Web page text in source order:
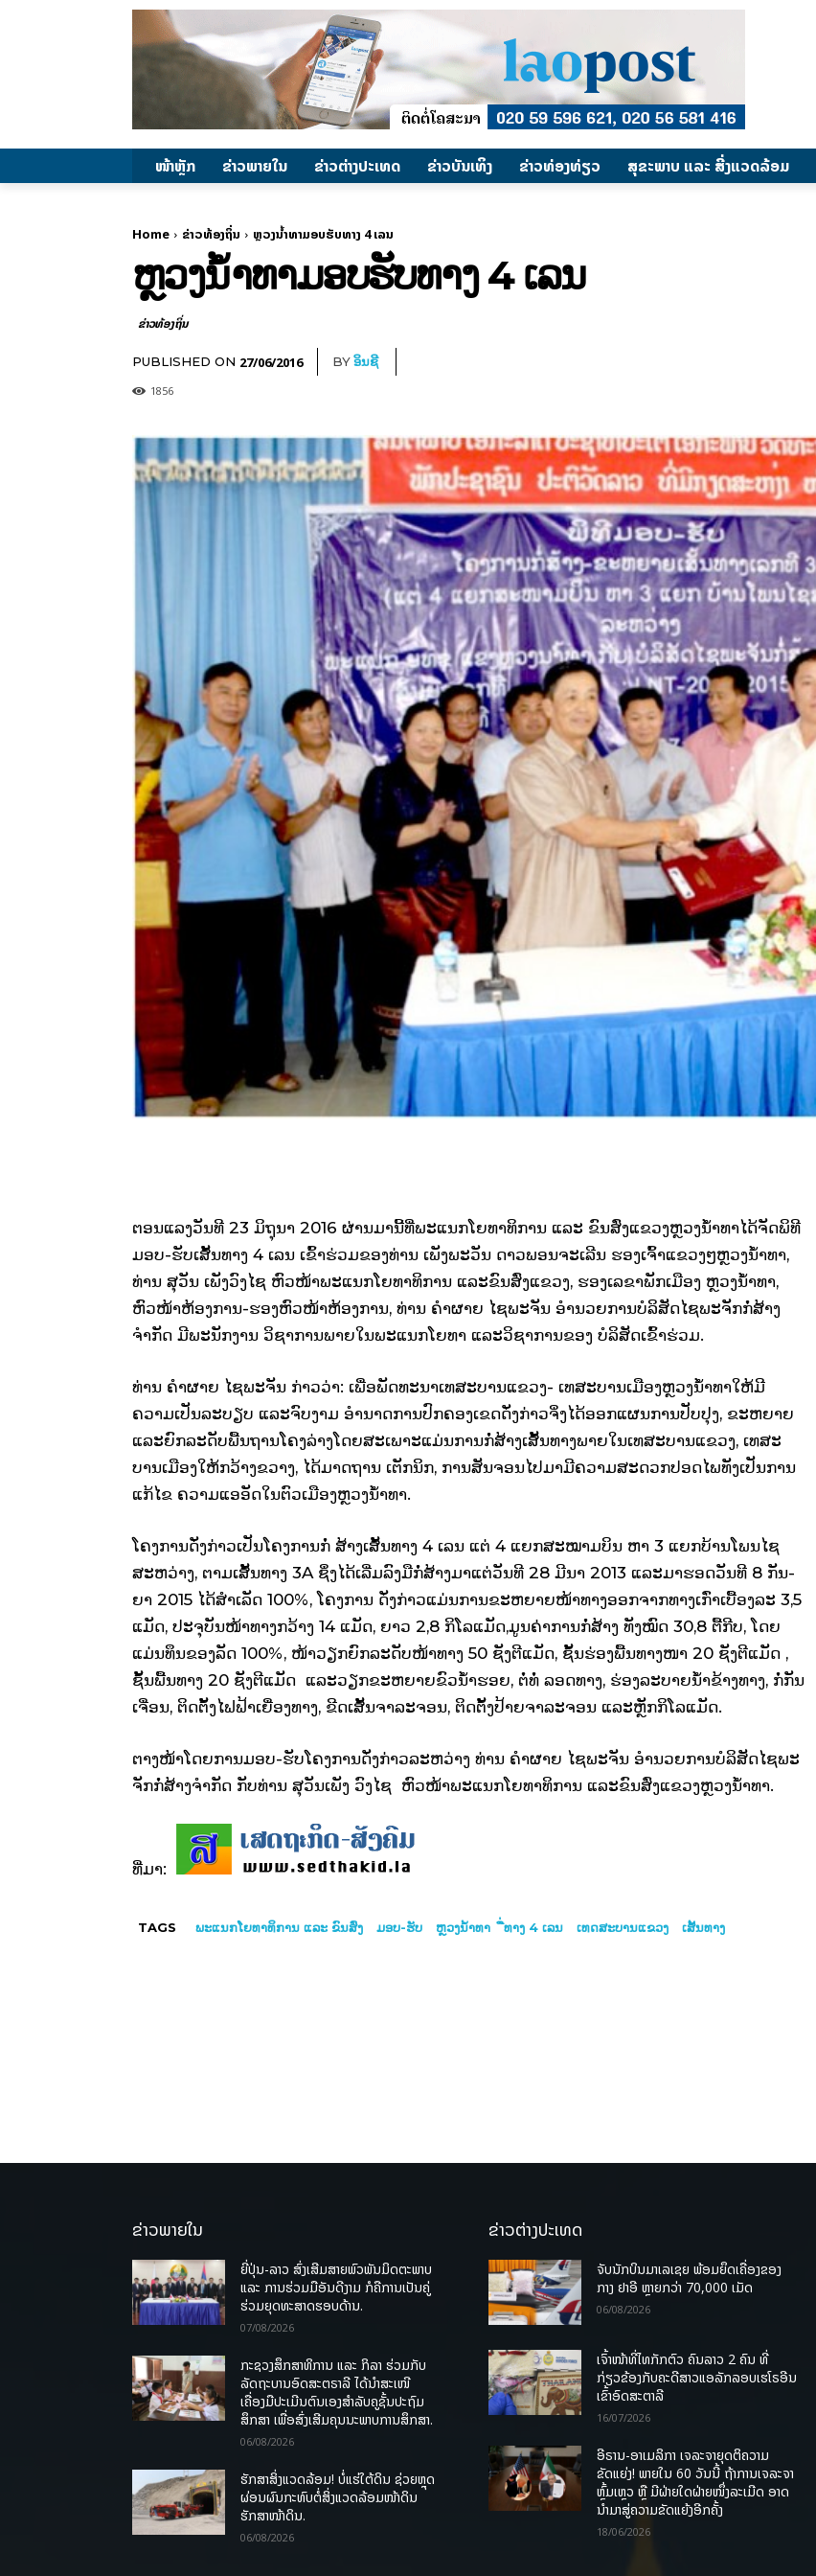
ໜ້າຫຼັກ ຂ່າວພາຍ​ໃນ ຂ່າວຕ່າງປະເທດ ​ຂ່າວບັນເທິງ ​ຂ່າວທ່ອງທ່ຽວ ສຸຂະພາບ ແລະ ສີ່ງແວດລ້ອມ
Home ຂ່າວທ້ອງຖິ່ນ ຫຼວງນ້ຳທາມອບຮັບທາງ 4 ເລນ
ຫຼວງນ້ຳທາມອບຮັບທາງ 4 ເລນ
ຂ່າວທ້ອງຖິ່ນ
PUBLISHED ON 27/06/2016 BYອິນຊີ
1856
ຕອນ​ແລງ​ວັນ​ທີ 23 ມິ­ຖຸ­ນາ 2016 ຜ່ານ​ມາ​ນີ້​ທີ່​ພະ​ແນກ​ໂຍ­ທາ​ທິ​ການ ແລະ ຂົນ­ສົ່ງ​ແຂວງ​ຫຼວງ​ນ້ຳ​ທາ​ໄດ້​ຈັດ​ພິ­ທີ​
ມອບ-ຮັບ​ເສັ້ນ­ທາງ 4 ເລນ ເຂົ້າ​ຮ່ວມ​ຂອງ​ທ່ານ ເພັງ​ພະ​ວັນ ດາວ​ພອນ​ຈະ­ເລີນ ຮອງ​ເຈົ້າແຂວງໆ​ຫຼວງ​ນ້ຳ​ທາ,
ທ່ານ ສຸ­ວັນ ເພັງວົງ​ໄຊ ຫົວ­ໜ້າ​ພະ​ແນກ​ໂຍ­ທາ​ທິ​ການ ແລະ​ຂົນ­ສົ່ງ​ແຂວງ, ຮອງ​ເລ­ຂາ​ພັກ​ເມືອງ ຫຼວງ​ນ້ຳ​ທາ,
ຫົວ­ໜ້າ​ຫ້ອງ­ການ-ຮອງຫົວ­ໜ້າ​ຫ້ອງ­ການ, ທ່ານ ຄຳ​ຜາຍ ໄຊ​ພະຈັນ ອຳ­ນວຍ​ການ​ບໍ­ລິ­ສັດ​ໄຊ​ພະ​ຈັກ​ກໍ່­ສ້າງ
ຈຳ­ກັດ ມີ​ພະ­ນັກ­ງານ ວິ­ຊາ​ການ​ພາຍໃນ​ພະ​ແນກ​ໂຍ­ທາ ແລະ​ວິ­ຊາ​ການ​ຂອງ ບໍ­ລິ­ສັດ​ເຂົ້າ​ຮ່ວມ.
ທ່ານ ຄຳ​ຜາຍ ໄຊ​ພະ­ຈັນ ກ່າວ​ວ່າ: ເພື່ອ​ພັດ­ທະ­ນາ​ເທ­ສະ​ບານ​ແຂວງ- ເທ­ສະບານ​ເມືອງ​ຫຼວງ​ນ້ຳ​ທາ​ໃຫ້​ມີ​
ຄວາມ​ເປັນລະ­ບຽບ ແລະ​ຈົບ­ງາມ ອຳ­ນາດ​ການປົກ­ຄອງ​ເຂດ​ດັ່ງ­ກ່າວ​ຈິ່ງ​ໄດ້​ອອກ​ແຜນການ​ປັບ­ປຸງ, ຂະ­ຫຍາຍ
ແລະ​ຍົກ​ລະດັບ​ພື້ນ­ຖານ​ໂຄງ​ລ່າງ​ໂດຍ​ສະ­ເພາະ​ແມ່ນການ​ກໍ່­ສ້າງ​ເສັ້ນ​ທາງພາຍ​ໃນ​ເທ­ສະ​ບານ​ແຂວງ, ເທ­ສະ​
ບານເມືອງ​ໃຫ້​ກວ້າງ­ຂວາງ, ໄດ້​ມາດ­ຖານ ເຕັກ­ນິກ, ການ​ສັນ­ຈອນ​ໄປ​ມາ​ມີ​ຄວາມສະ­ດວກ​ປອດ​ໄພ​ທັງ​ເປັນ​ການ​
ແກ້​ໄຂ ຄວາມ​ແອ​ອັດ​ໃນ​ຕົວ​ເມືອງ​ຫຼວງ​ນ້ຳ​ທາ.
ໂຄງ­ການ​ດັ່ງ­ກ່າວ​ເປັນ​ໂຄງ­ການ​ກໍ່ ສ້າງ​ເສັ້ນ­ທາງ 4 ເລນ ແຕ່ 4 ແຍກ​ສະໝາມ​ບິນ ຫາ 3 ແຍກ​ບ້ານ​ໂພນ​ໄຊ
ສະຫວ່າງ, ຕາມ​ເສັ້ນ­ທາງ 3A ຊຶ່ງ​ໄດ້​ເລີ່ມລົງ­ມື​ກໍ່­ສ້າງ​ມາ​ແຕ່​ວັນ​ທີ 28 ມີ­ນາ 2013 ແລະ​ມາ​ຮອດ​ວັນ​ທີ 8 ກັນ­
ຍາ 2015 ໄດ້​ສຳ­ເລັດ 100%, ໂຄງ­ການ ດັ່ງ­ກ່າວ​ແມ່ນ​ການ​ຂະ­ຫຍາຍ​ໜ້າ​ທາງອອກ​ຈາກ​ທາງ​ເກົ່າ​ເບື້ອງ​ລະ 3,5
ແມັດ, ປະ­ຈຸ​ບັນ​ໜ້າ​ທາງ​ກວ້າງ 14 ແມັດ, ຍາວ 2,8 ກິ­ໂລ­ແມັດ,ມູນ​ຄ່າ​ການ​ກໍ່­ສ້າງ ທັງ​ໝົດ 30,8 ຕື້​ກີບ, ໂດຍ​
ແມ່ນ​ທຶນ​ຂອງລັດ 100%, ໜ້າ​ວຽກ​ຍົກ​ລະ­ດັບ​ໜ້າທາງ 50 ຊັງ​ຕີ​ແມັດ, ຊັ້ນ​ຮ່ອງ​ພື້ນ​ທາງໜາ 20 ຊັງ​ຕີ​ແມັດ ,
ຊັ້ນ​ພື້ນ​ທາງ 20 ຊັງ​ຕີ​ແມັດ ແລະ​ວຽກ​ຂະ­ຫຍາຍ​ຂົວ​ນ້ຳ​ຮອຍ, ຕໍ່​ທໍ່ ລອດ​ທາງ, ຮ່ອງ​ລະ­ບາຍ​ນ້ຳ​ຂ້າງ​ທາງ, ກໍ່​ກັນ​
ເຈື່ອນ, ຕິດ​ຕັ້ງ​ໄຟ­ຟ້າ​ເຍື່ອງ​ທາງ, ຂີດ​ເສັ້ນ​ຈາ­ລະ​ຈອນ, ຕິດ​ຕັ້ງ​ປ້າຍ​ຈາ­ລະຈອນ ແລະ​ຫຼັກ​ກິ­ໂລ­ແມັດ.
ຕາງ­ໜ້າ​ໂດຍ​ການ​ມອບ-ຮັບ​ໂຄງການ​ດັ່ງ­ກ່າວ​ລະ­ຫວ່າງ ທ່ານ ຄຳ​ຜາຍ ໄຊ​ພະ­ຈັນ ອຳ­ນວຍ​ການ​ບໍ­ລິ­ສັດ​ໄຊ​ພະ
ຈັກ​ກໍ່­ສ້າງ​ຈຳ­ກັດ ກັບ​ທ່ານ ສຸ​ວັນ­ເພັງ ວົງ​ໄຊ ຫົວ­ໜ້າ​ພະ​ແນກ​ໂຍ­ທາ​ທິ​ການ ແລະ​ຂົນ­ສົ່ງ​ແຂວງ​ຫຼວງ​ນ້ຳ​ທາ.
ທີ່ມາ:
TAGS ພະແນກໂຍທາທິການ ແລະ ຂົນສົ່ງ ມອບ-ຮັບ ຫຼວງນໍ້າທາ ື່ທາງ 4 ເລນ ເທດສະບານແຂວງ ເສັ້ນທາງ
ຂ່າວພາຍໃນ
ຍີ່ປຸ່ນ-ລາວ ສົ່ງເສີມສາຍພົວພັນມິດຕະພາບ
ແລະ ການຮ່ວມມືອັນດີງາມ ກໍຄືການເປັນຄູ່
ຮ່ວມຍຸດທະສາດຮອບດ້ານ.
07/08/2026
ກະຊວງສຶກສາທິການ ແລະ ກິລາ ຮ່ວມກັບ
ລັດຖະບານອົດສະຕຣາລີ ໄດ້ນຳສະເໜີ
ເຄື່ອງມືປະເມີນຕົນເອງສຳລັບຄູຊັ້ນປະຖົມ
ສຶກສາ ເພື່ອສົ່ງເສີມຄຸນນະພາບການສຶກສາ.
06/08/2026
ຮັກສາສິ່ງແວດລ້ອມ! ບໍ່ແຮ່ໃຕ້ດິນ ຊ່ວຍຫຼຸດ
ຜ່ອນຜົນກະທົບຕໍ່ສິ່ງແວດລ້ອມໜ້າດິນ
ຮັກສາໜ້າດິນ.
06/08/2026
ຂ່າວຕ່າງປະເທດ
ຈັບນັກບິນມາເລເຊຍ ພ້ອມຍຶດເຄື່ອງຂອງ
ກາງ ຢາອີ ຫຼາຍກວ່າ 70,000 ເມັດ
06/08/2026
ເຈົ້າໜ້າທີ່ໄທກັກຕົວ ຄົນລາວ 2 ຄົນ ທີ່
ກ່ຽວຂ້ອງກັບຄະດີສາວແອລັກລອບເຮໂຣອີນ
ເຂົ້າອົດສະຕາລີ
16/07/2026
ອີຣານ-ອາເມລິກາ ເຈລະຈາຍຸດຕິຄວາມ
ຂັດແຍ່ງ! ພາຍໃນ 60 ວັນນີ້ ຖ້າການເຈລະຈາ
ຫຼົ້ມເຫຼວ ຫຼື ມີຝ່າຍໃດຝ່າຍໜຶ່ງລະເມີດ ອາດ
ນໍາມາສູ່ຄວາມຂັດແຍ້ງອີກຄັ້ງ
18/06/2026